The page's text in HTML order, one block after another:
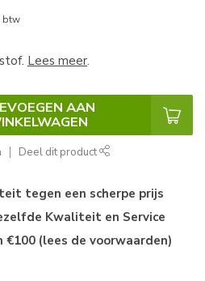
btw
Lees meer.
AAN
Deel dit product
tegen een scherpe prijs
Kwaliteit en Service
€100 (lees de voorwaarden)